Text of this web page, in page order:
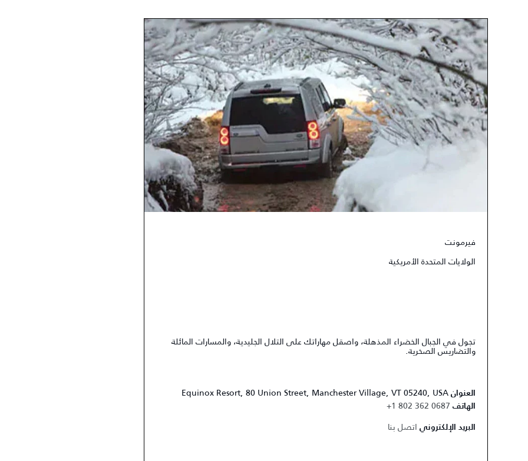
فيرمونت
الولايات المتحدة الأمريكية
تجول في الجبال الخضراء المذهلة، واصقل مهاراتك على التلال الجليدية، والمسارات المائلة
والتضاريس الصخرية.
العنوان Equinox Resort, 80 Union Street, Manchester Village, VT 05240, USA
الهاتف +1 802 362 0687
البريد الإلكتروني اتصل بنا